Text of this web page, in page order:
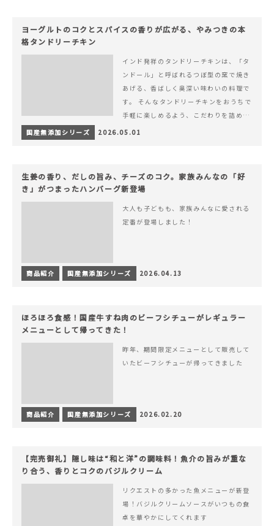
ヨーグルトのコクとスパイスの香りが広がる、やみつきの本
格タンドリーチキン
インド発祥のタンドリーチキンは、「タ
ンドール」と呼ばれるつぼ型の窯で焼き
あげる、香ばしく奥深い味わいの料理で
す。 そんなタンドリーチキンをおうちで
手軽に楽しめるよう、こだわりを詰め込
んで仕上げました。 様々なシーンでお召
国産無添加シリーズ 2026.05.01
生姜の香り、だしの旨み、チーズのコク。家族みんなの「好
き」がつまったハンバーグ新登場
大人も子どもも、家族みんなに愛される
定番が登場しました！
商品紹介 国産無添加シリーズ 2026.04.13
ほろほろ食感！国産牛すね肉のビーフシチューがレギュラー
メニューとして帰ってきた！
昨年、期間限定メニューとして販売して
いたビーフシチューが帰ってきました
商品紹介 国産無添加シリーズ 2026.02.20
【完売御礼】隠し味は“和と洋”の調味料！魚介の旨みが重な
り合う、香りとコクのバジルクリーム
リクエストの多かった魚メニューが新登
場！バジルクリームソースがいつもの食
卓を華やかにしてくれます